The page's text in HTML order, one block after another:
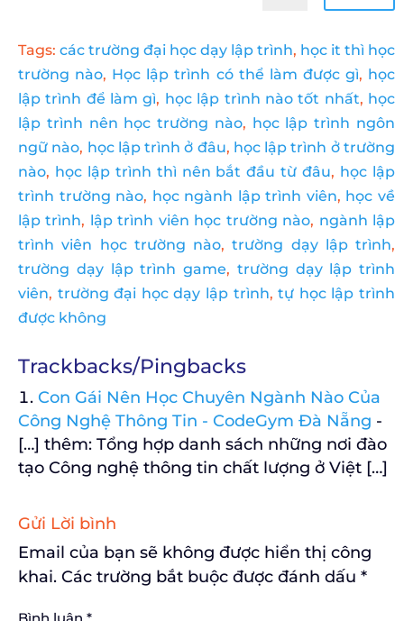
Tags: các trường đại học dạy lập trình, học it thì học
trường nào, Học lập trình có thể làm được gì, học
lập trình để làm gì, học lập trình nào tốt nhất, học
lập trình nên học trường nào, học lập trình ngôn
ngữ nào, học lập trình ở đâu, học lập trình ở trường
nào, học lập trình thì nên bắt đầu từ đâu, học lập
trình trường nào, học ngành lập trình viên, học về
lập trình, lập trình viên học trường nào, ngành lập
trình viên học trường nào,trường dạy lập trình,
trường dạy lập trình game, trường dạy lập trình
viên, trường đại học dạy lập trình,tự học lập trình
được không
Trackbacks/Pingbacks
Con Gái Nên Học Chuyên Ngành Nào Của
Công Nghệ Thông Tin - CodeGym Đà Nẵng -
[…] thêm: Tổng hợp danh sách những nơi đào
tạo Công nghệ thông tin chất lượng ở Việt […]
Gửi Lời bình
Email của bạn sẽ không được hiển thị công
khai. Các trường bắt buộc được đánh dấu *